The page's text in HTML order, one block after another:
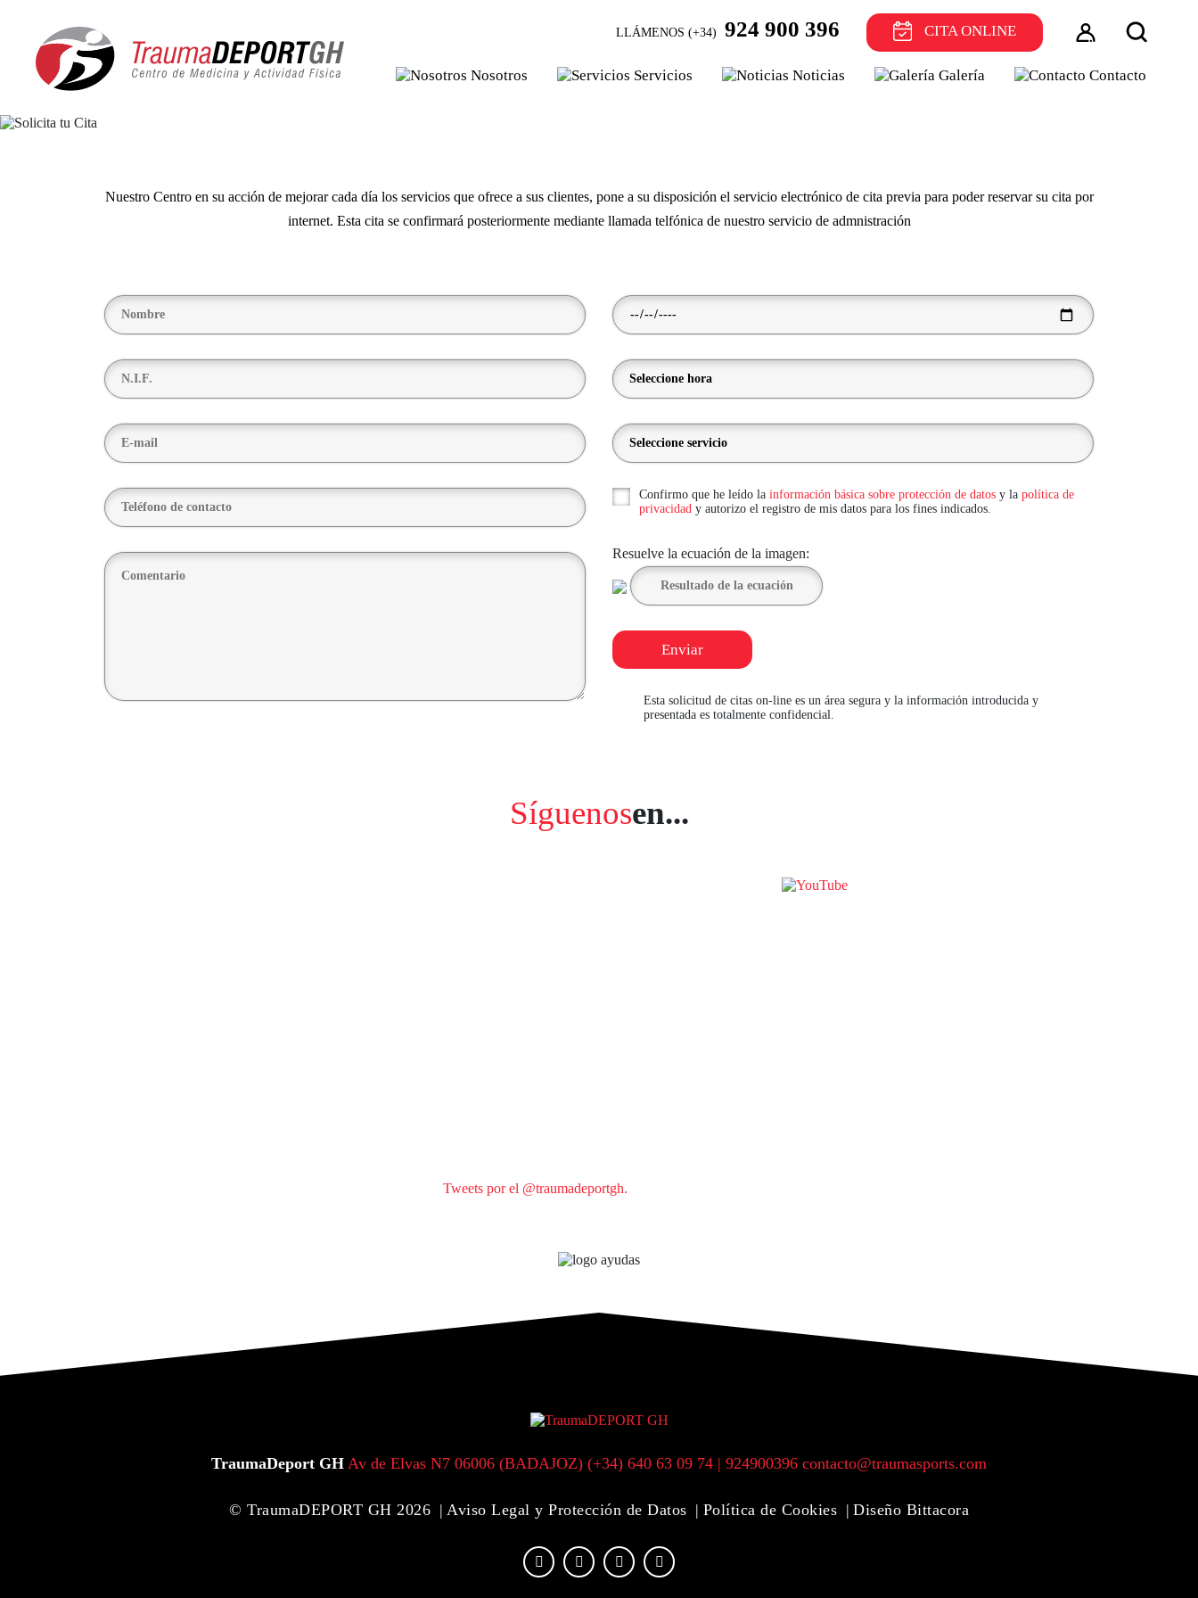
LLÁMENOS (+34) 924 900 396 CITA ONLINE
Nosotros Servicios Noticias Galería Contacto
Nuestro Centro en su acción de mejorar cada día los servicios que ofrece a sus clientes, pone a su disposición el servicio electrónico de cita previa para poder reservar su cita por
internet. Esta cita se confirmará posteriormente mediante llamada telfónica de nuestro servicio de admnistración
Confirmo que he leído la información básica sobre protección de datos y la política de
privacidad y autorizo el registro de mis datos para los fines indicados.
Resuelve la ecuación de la imagen:
Enviar
Esta solicitud de citas on-line es un área segura y la información introducida y
presentada es totalmente confidencial.
Síguenosen...
Tweets por el @traumadeportgh.
TraumaDeport GH Av de Elvas N7 06006 (BADAJOZ) (+34) 640 63 09 74 | 924900396 contacto@traumasports.com
© TraumaDEPORT GH 2026 Aviso Legal y Protección de Datos Política de Cookies Diseño Bittacora